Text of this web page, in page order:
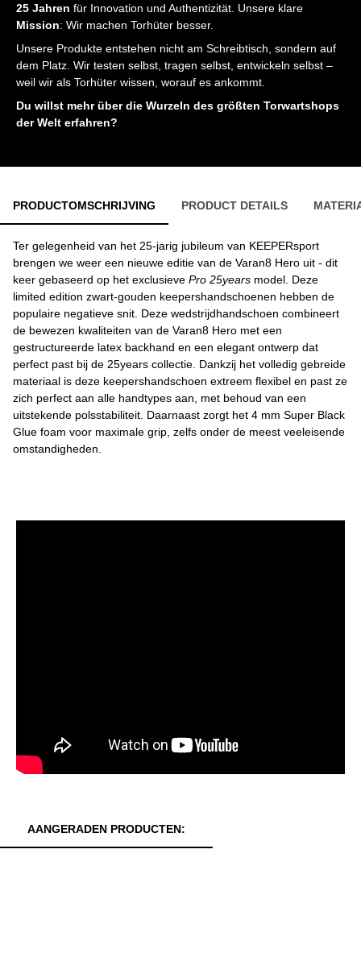
25 Jahren für Innovation und Authentizität. Unsere klare
Mission: Wir machen Torhüter besser.
Unsere Produkte entstehen nicht am Schreibtisch, sondern auf
dem Platz. Wir testen selbst, tragen selbst, entwickeln selbst –
weil wir als Torhüter wissen, worauf es ankommt.
Du willst mehr über die Wurzeln des größten Torwartshops
der Welt erfahren?
PRODUCTOMSCHRIJVING PRODUCT DETAILS
Ter gelegenheid van het 25-jarig jubileum van KEEPERsport
brengen we weer een nieuwe editie van de Varan8 Hero uit - dit
keer gebaseerd op het exclusieve Pro 25years model. Deze
limited edition zwart-gouden keepershandschoenen hebben de
populaire negatieve snit. Deze wedstrijdhandschoen combineert
de bewezen kwaliteiten van de Varan8 Hero met een
gestructureerde latex backhand en een elegant ontwerp dat
perfect past bij de 25years collectie. Dankzij het volledig gebreide
materiaal is deze keepershandschoen extreem flexibel en past ze
zich perfect aan alle handtypes aan, met behoud van een
uitstekende polsstabiliteit. Daarnaast zorgt het 4 mm Super Black
Glue foam voor maximale grip, zelfs onder de meest veeleisende
omstandigheden.
AANGERADEN PRODUCTEN: